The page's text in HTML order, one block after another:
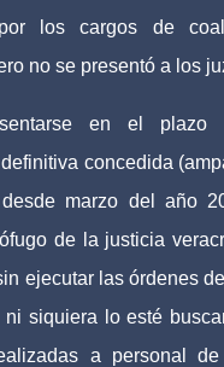
por los cargos de
no se presentó a los
en el plazo
concedida
marzo del año
de la justicia
ejecutar las órdenes
ni siquiera lo esté
a personal